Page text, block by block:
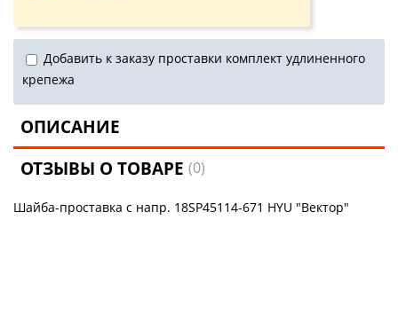
Добавить к заказу проставки комплект удлиненного
крепежа
ОПИСАНИЕ
ОТЗЫВЫ О ТОВАРЕ(0)
Шайба-проставка с напр. 18SP45114-671 HYU "Вектор"